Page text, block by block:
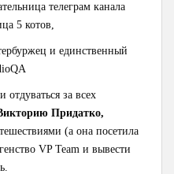
телеграм канала
5 котов,
и единственный
отдуваться за всех
Придатко,
(а она посетила
VP Team и вывести